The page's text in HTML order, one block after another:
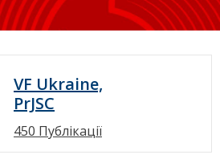
VF Ukraine,
PrJSC
450 Публікації